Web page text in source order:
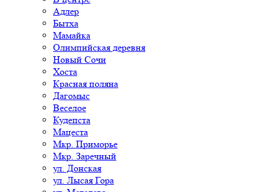
Адлер
Бытха
Мамайка
Олимпийская деревня
Новый Сочи
Хоста
Красная поляна
Дагомыс
Веселое
Кудепста
Мацеста
Мкр. Приморье
Мкр. Заречный
ул. Донская
ул. Лысая Гора